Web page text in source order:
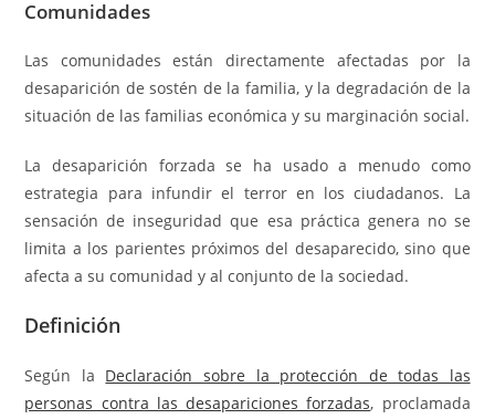
Comunidades
Las comunidades están directamente afectadas por la
desaparición de sostén de la familia, y la degradación de la
situación de las familias económica y su marginación social.
La desaparición forzada se ha usado a menudo como
estrategia para infundir el terror en los ciudadanos. La
sensación de inseguridad que esa práctica genera no se
limita a los parientes próximos del desaparecido, sino que
afecta a su comunidad y al conjunto de la sociedad.
Definición
Según la Declaración sobre la protección de todas las
personas contra las desapariciones forzadas, proclamada